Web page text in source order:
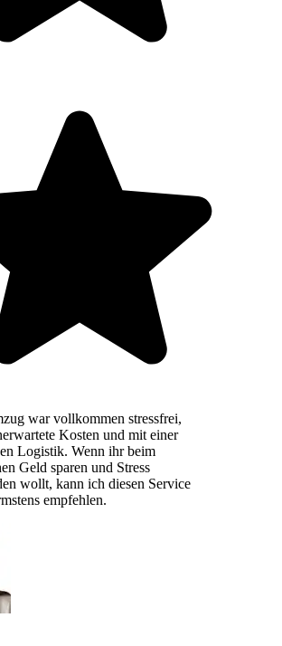
war vollkommen stressfrei,
Kosten und mit einer
Logistik. Wenn ihr beim
Geld sparen und Stress
wollt, kann ich diesen Service
empfehlen.